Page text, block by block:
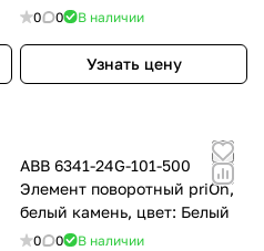
0 0 В наличии
Узнать цену
ABB 6341-24G-101-500
Элемент поворотный priOn,
белый камень, цвет: Белый
0 0 В наличии